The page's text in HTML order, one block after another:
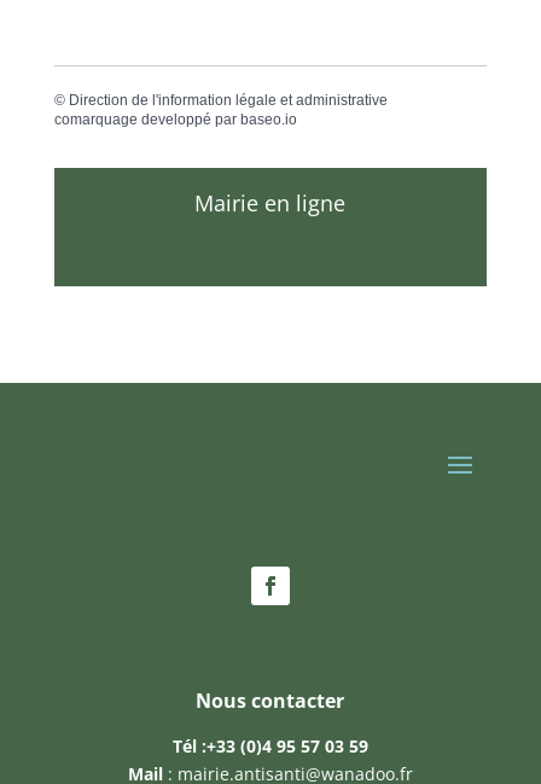
© Direction de l'information légale et administrative
comarquage developpé par baseo.io
Mairie en ligne
Nous contacter
Tél :+33 (0)4 95 57 03 59
Mail: mairie.antisanti@wanadoo.fr